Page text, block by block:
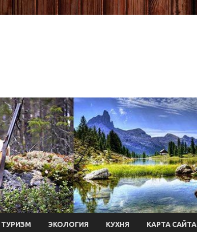
ТУРИЗМ ЭКОЛОГИЯ КУХНЯ КАРТА САЙТА